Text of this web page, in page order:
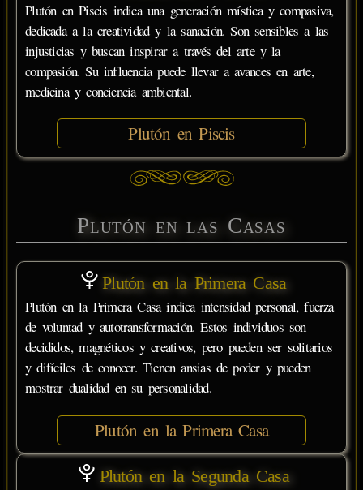
Plutón en Piscis indica una generación mística y compasiva,
dedicada a la creatividad y la sanación. Son sensibles a las
injusticias y buscan inspirar a través del arte y la
compasión. Su influencia puede llevar a avances en arte,
medicina y conciencia ambiental.
Plutón en Piscis
Plutón en las Casas
Plutón en la Primera Casa
Plutón en la Primera Casa indica intensidad personal, fuerza
de voluntad y autotransformación. Estos individuos son
decididos, magnéticos y creativos, pero pueden ser solitarios
y difíciles de conocer. Tienen ansias de poder y pueden
mostrar dualidad en su personalidad.
Plutón en la Primera Casa
Plutón en la Segunda Casa